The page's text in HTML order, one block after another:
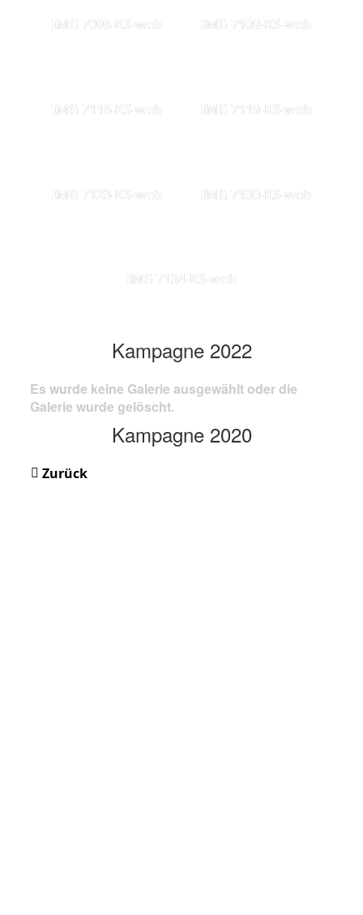
IMG 7098-KS-web IMG 7109-KS-web
IMG 7116-KS-web IMG 7119-KS-web
IMG 7123-KS-web IMG 7130-KS-web
IMG 7134-KS-web
Kampagne 2022
Es wurde keine Galerie ausgewählt oder die
Galerie wurde gelöscht.
Kampagne 2020
Zurück